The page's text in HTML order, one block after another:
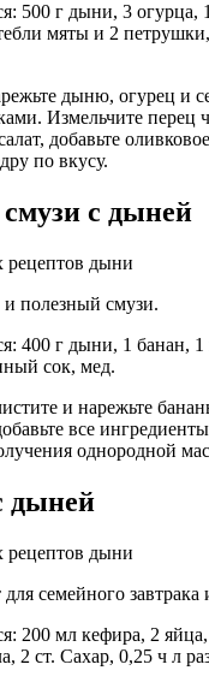
500 г дыни, 3 огурца,
мяты и 2
дыню, огурец и
Измельчите перец
добавьте
по вкусу.
с дыней
полезный смузи.
400 г дыни, 1 банан,
сок, мед.
и нарежьте
все
однородной
дыней
семейного завтрака
200 мл кефира, 2
2 ст. Сахар, 0,25 ч л